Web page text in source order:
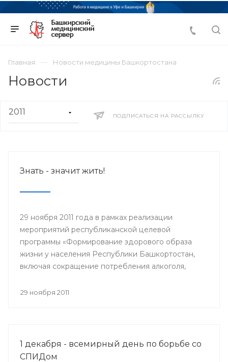
Главная Новости медицины Башкортостана
Новости
ПОДПИСАТЬСЯ НА РАССЫЛКУ
Знать - значит жить!
29 ноября 2011 года в рамках реализации
мероприятий республиканской целевой
программы «Формирование здорового образа
жизни у населения Республики Башкортостан,
включая сокращение потребления алкоголя,
годы» и проведения Всемирного дня борьбы со
выбираем здоровый образ жизни».
29 ноября 2011
1 декабря - всемирный день по борьбе со
СПИДом